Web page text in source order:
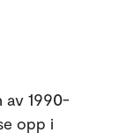
av 1990-
opp i